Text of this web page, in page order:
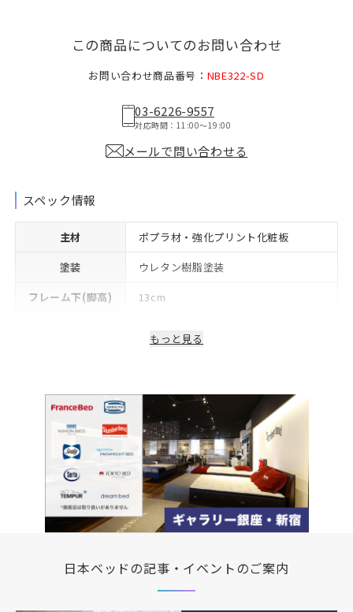
この商品についてのお問い合わせ
お問い合わせ商品番号： NBE322-SD
03-6226-9557
対応時間：11:00〜19:00
メールで問い合わせる
スペック情報
主材
ポプラ材・強化プリント化粧板
塗装
ウレタン樹脂塗装
フレーム下(脚高)
13cm
もっと見る
日本ベッドの記事・イベントのご案内